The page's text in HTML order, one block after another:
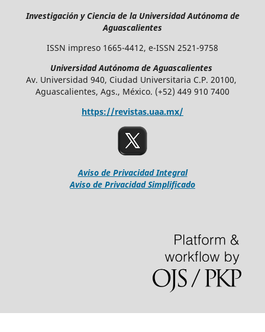
Investigación y Ciencia de la Universidad Autónoma de
Aguascalientes
ISSN impreso 1665-4412, e-ISSN 2521-9758
Universidad Autónoma de Aguascalientes
Av. Universidad 940, Ciudad Universitaria C.P. 20100,
Aguascalientes, Ags., México. (+52) 449 910 7400
https://revistas.uaa.mx/
Aviso de Privacidad Integral
Aviso de Privacidad Simplificado